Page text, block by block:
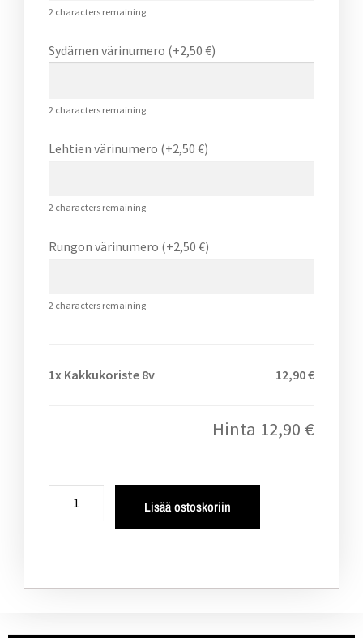
2 characters remaining
Sydämen värinumero (+2,50 €)
2 characters remaining
Lehtien värinumero (+2,50 €)
2 characters remaining
Rungon värinumero (+2,50 €)
2 characters remaining
1x Kakkukoriste 8v 12,90 €
Hinta 12,90 €
Lisää ostoskoriin